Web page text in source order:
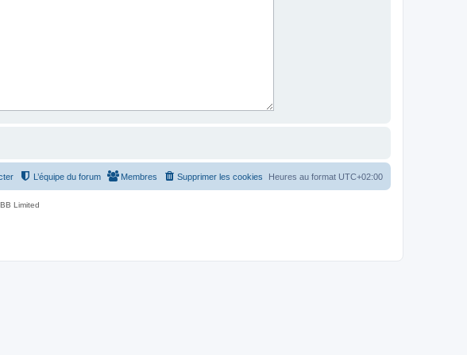
Heures au format UTC+02:00
Supprimer les cookies
Membres
L’équipe du forum
Limited